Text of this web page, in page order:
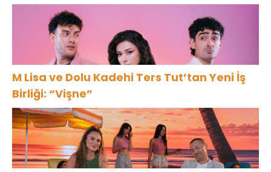
M Lisa ve Dolu Kadehi Ters Tut’tan Yeni İş
Birliği: “Vişne”